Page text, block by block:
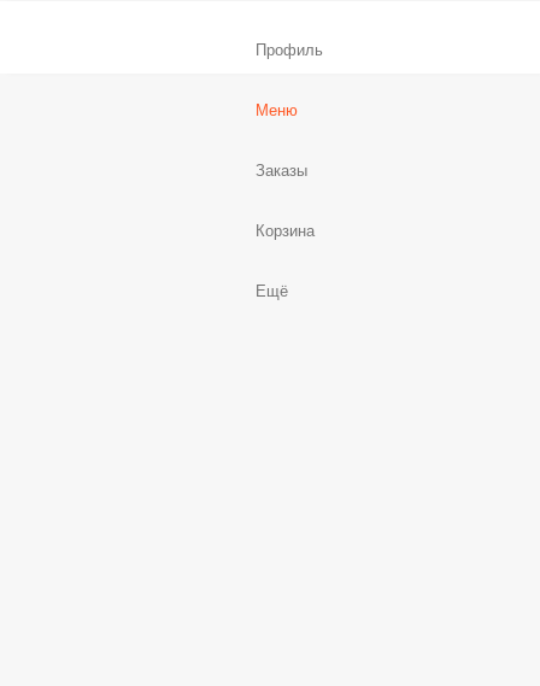
Профиль
Меню
Заказы
Корзина
Ещё